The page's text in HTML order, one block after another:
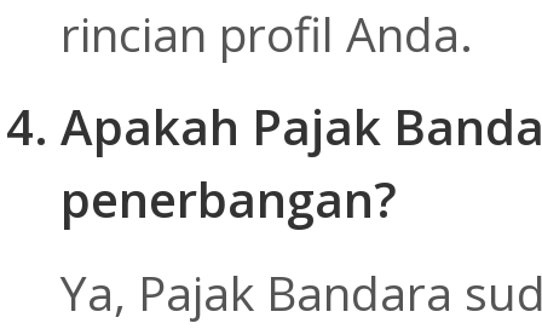
rincian profil Anda.
Apakah Pajak
penerbangan?
Ya, Pajak Bandara